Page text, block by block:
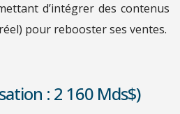
d’intégrer des contenus
pour rebooster ses ventes.
: 2 160 Mds$)